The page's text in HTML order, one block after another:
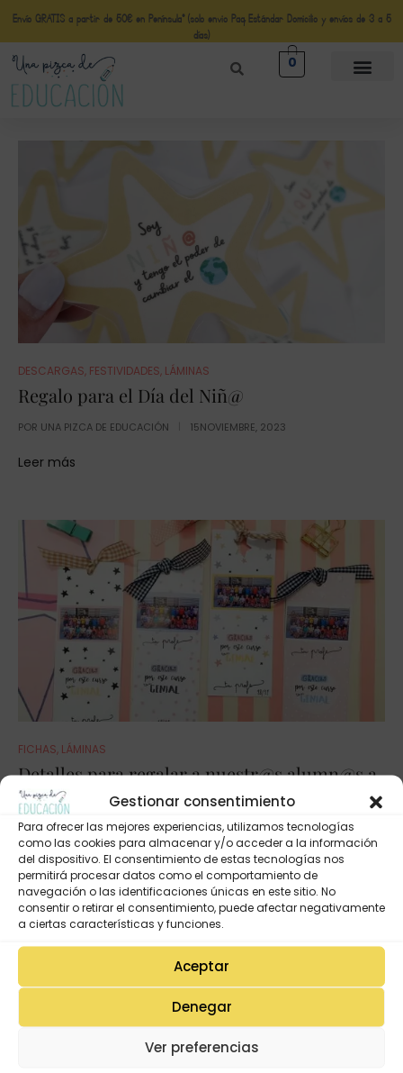
Gestionar consentimiento
Para ofrecer las mejores experiencias, utilizamos tecnologías
como las cookies para almacenar y/o acceder a la información
del dispositivo. El consentimiento de estas tecnologías nos
permitirá procesar datos como el comportamiento de
navegación o las identificaciones únicas en este sitio. No
consentir o retirar el consentimiento, puede afectar negativamente
a ciertas características y funciones.
Aceptar
Denegar
Ver preferencias
Envío GRATIS a partir de 50€ en Península* (solo envio Paq Estándar Domicilio y envíos de 3 a 5
días)
0
DESCARGAS, FESTIVIDADES, LÁMINAS
Regalo para el Día del Niñ@
POR UNA PIZCA DE EDUCACIÓN 15NOVIEMBRE, 2023
Leer más
FICHAS, LÁMINAS
Detalles para regalar a nuestr@s alumn@s a
final de curso
PORUNA PIZCA DE EDUCACIÓN 5JUNIO, 2019
Leer más